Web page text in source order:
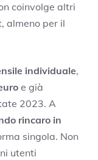
coinvolge altri
almeno per il
individuale,
e già
2023. A
rincaro in
singola. Non
utenti